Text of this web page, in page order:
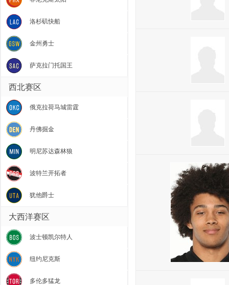
洛杉矶快船
金州勇士
萨克拉门托国王
西北赛区
俄克拉荷马城雷霆
丹佛掘金
明尼苏达森林狼
波特兰开拓者
犹他爵士
大西洋赛区
波士顿凯尔特人
纽约尼克斯
多伦多猛龙